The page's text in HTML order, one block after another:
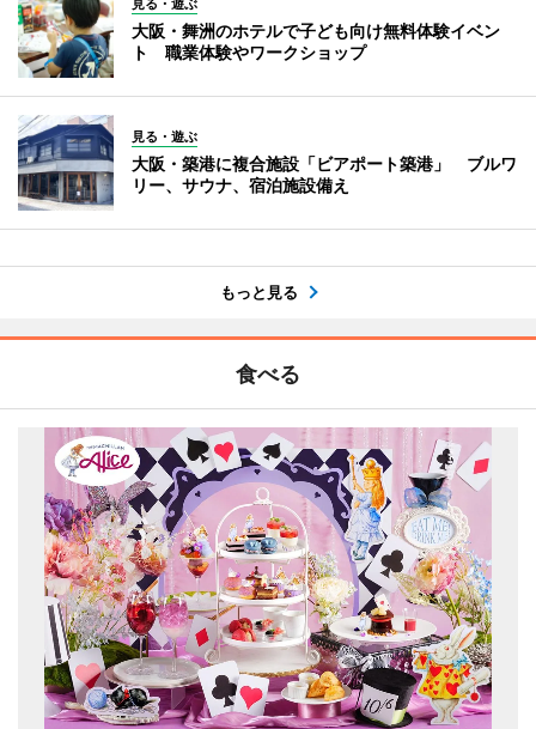
見る・遊ぶ
大阪・舞洲のホテルで子ども向け無料体験イベン
ト 職業体験やワークショップ
見る・遊ぶ
大阪・築港に複合施設「ビアポート築港」 ブルワ
リー、サウナ、宿泊施設備え
もっと見る
食べる